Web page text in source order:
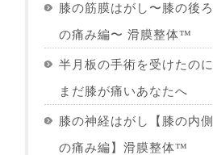
膝の筋膜はがし〜膝の後ろ
の痛み編〜 滑膜整体™︎
半月板の手術を受けたのに
まだ膝が痛いあなたへ
膝の神経はがし【膝の内側
の痛み編】滑膜整体™︎